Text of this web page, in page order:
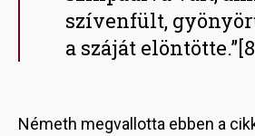
szívenfült,
a száját
Németh megvallotta ebben a